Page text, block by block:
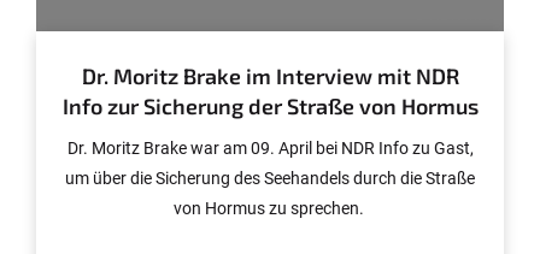
Dr. Moritz Brake im Interview mit NDR
Info zur Sicherung der Straße von Hormus
Dr. Moritz Brake war am 09. April bei NDR Info zu Gast,
um über die Sicherung des Seehandels durch die Straße
von Hormus zu sprechen.